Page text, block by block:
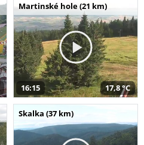
Martinské hole (21 km)
16:15 17,8 °C
Skalka (37 km)